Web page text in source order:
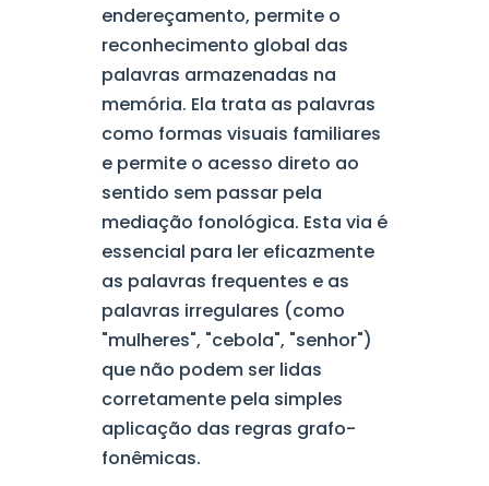
endereçamento, permite o
reconhecimento global das
palavras armazenadas na
memória. Ela trata as palavras
como formas visuais familiares
e permite o acesso direto ao
sentido sem passar pela
mediação fonológica. Esta via é
essencial para ler eficazmente
as palavras frequentes e as
palavras irregulares (como
"mulheres", "cebola", "senhor")
que não podem ser lidas
corretamente pela simples
aplicação das regras grafo-
fonêmicas.